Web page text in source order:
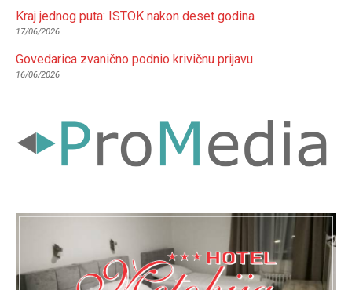
Kraj jednog puta: ISTOK nakon deset godina
17/06/2026
Govedarica zvanično podnio krivičnu prijavu
16/06/2026